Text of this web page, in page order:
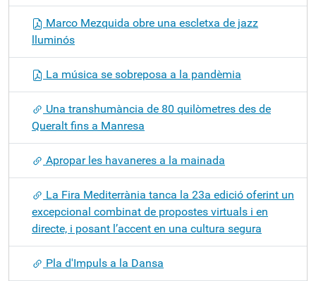
Marco Mezquida obre una escletxa de jazz
lluminós
La música se sobreposa a la pandèmia
Una transhumància de 80 quilòmetres des de
Queralt fins a Manresa
Apropar les havaneres a la mainada
La Fira Mediterrània tanca la 23a edició oferint un
excepcional combinat de propostes virtuals i en
directe, i posant l’accent en una cultura segura
Pla d'Impuls a la Dansa